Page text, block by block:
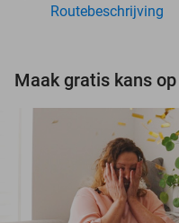
Routebeschrijving